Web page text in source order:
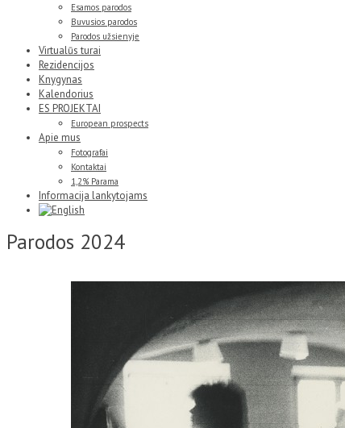
Esamos parodos
Buvusios parodos
Parodos užsienyje
Virtualūs turai
Rezidencijos
Knygynas
Kalendorius
ES PROJEKTAI
European prospects
Apie mus
Fotografai
Kontaktai
1,2% Parama
Informacija lankytojams
Parodos 2024